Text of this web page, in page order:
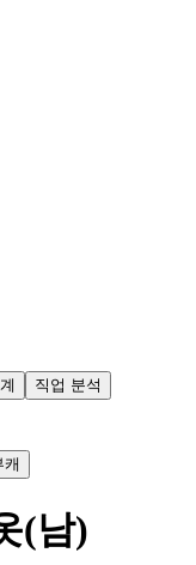
직업 분석
캐
(남)